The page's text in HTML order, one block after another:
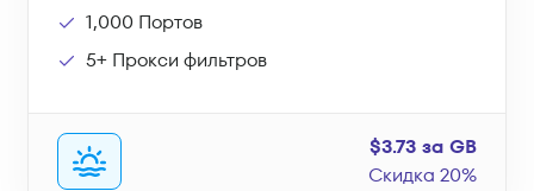
1,000 Портов
5+ Прокси фильтров
$3.73 за GB
Скидка 20%